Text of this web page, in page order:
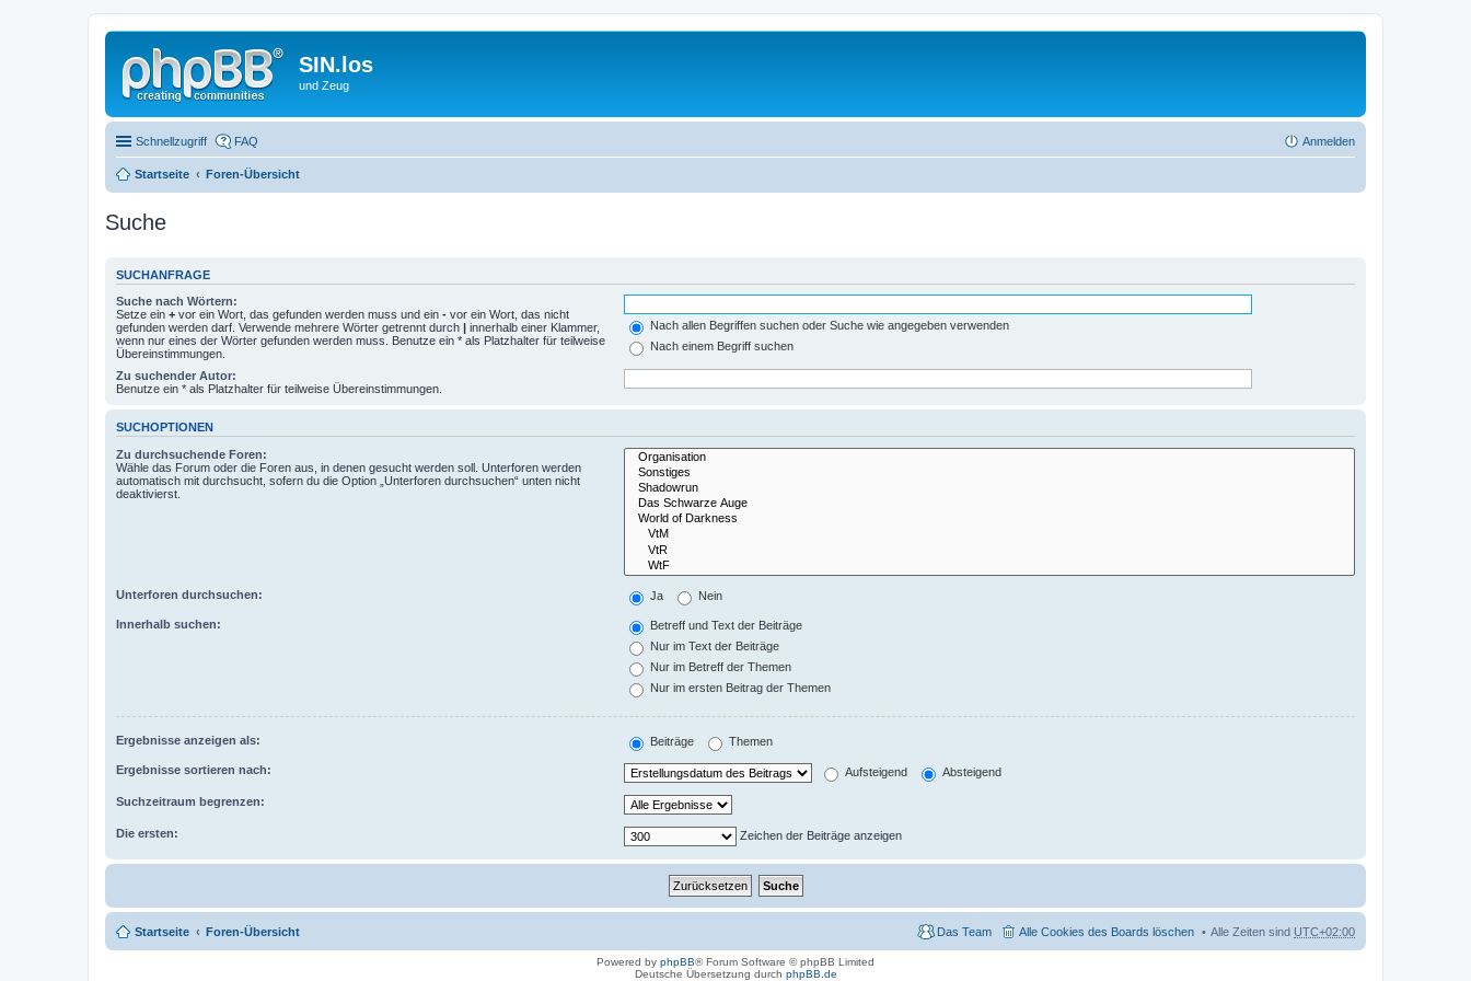
SIN.los
und Zeug
Schnellzugriff FAQ Anmelden
Startseite Foren-Übersicht
Suche
SUCHANFRAGE
Suche nach Wörtern:
Setze ein + vor ein Wort, das gefunden werden muss und ein - vor ein Wort, das nicht
gefunden werden darf. Verwende mehrere Wörter getrennt durch | innerhalb einer Klammer,
wenn nur eines der Wörter gefunden werden muss. Benutze ein * als Platzhalter für teilweise
Übereinstimmungen.
Nach allen Begriffen suchen oder Suche wie angegeben verwenden
Nach einem Begriff suchen
Zu suchender Autor:
Benutze ein * als Platzhalter für teilweise Übereinstimmungen.
SUCHOPTIONEN
Zu durchsuchende Foren:
Wähle das Forum oder die Foren aus, in denen gesucht werden soll. Unterforen werden
automatisch mit durchsucht, sofern du die Option „Unterforen durchsuchen“ unten nicht
deaktivierst.
Unterforen durchsuchen: Ja Nein
Innerhalb suchen:
Betreff und Text der Beiträge
Nur im Text der Beiträge
Nur im Betreff der Themen
Nur im ersten Beitrag der Themen
Ergebnisse anzeigen als: Beiträge Themen
Ergebnisse sortieren nach: Aufsteigend Absteigend
Suchzeitraum begrenzen:
Die ersten: Zeichen der Beiträge anzeigen
Startseite Foren-Übersicht Alle Zeiten sind UTC+02:00
Alle Cookies des Boards löschen
Das Team
Powered by phpBB® Forum Software © phpBB Limited
Deutsche Übersetzung durch phpBB.de